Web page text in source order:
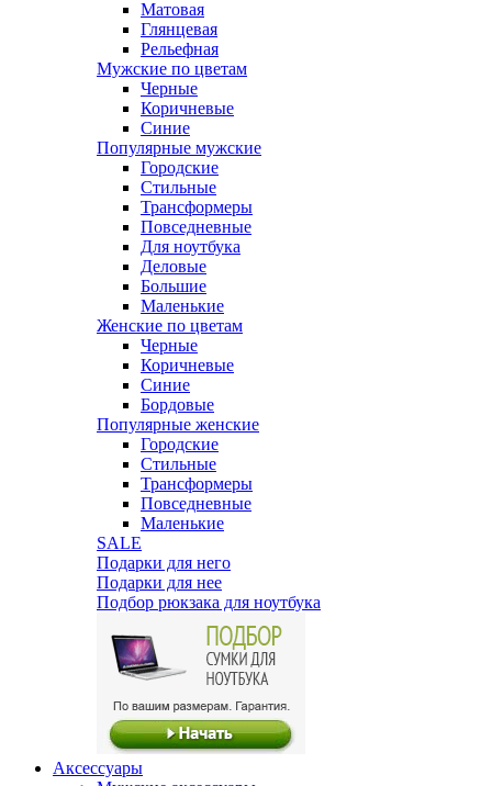
Матовая
Глянцевая
Рельефная
Мужские по цветам
Черные
Коричневые
Синие
Популярные мужские
Городские
Стильные
Трансформеры
Повседневные
Для ноутбука
Деловые
Большие
Маленькие
Женские по цветам
Черные
Коричневые
Синие
Бордовые
Популярные женские
Городские
Стильные
Трансформеры
Повседневные
Маленькие
SALE
Подарки для него
Подарки для нее
Подбор рюкзака для ноутбука
Аксессуары